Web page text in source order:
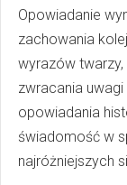
Opowiadanie
zachowania
wyrazów
zwracania uwagi
opowiadania
świadomość w
najróżniejszych